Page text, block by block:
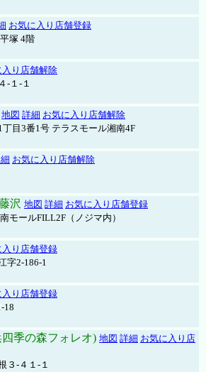
お気に入り店舗登録
塚 4階
入り店舗解除
-１-１
地図 詳細 お気に入り店舗解除
目3番1号 テラスモール湘南4F
お気に入り店舗解除
沢 地図 詳細 お気に入り店舗登録
ールFILL2F（ノジマ内）
入り店舗登録
字2-186-1
入り店舗登録
18
季の森フォレオ) 地図 詳細 お気に入り店
３-４１-１